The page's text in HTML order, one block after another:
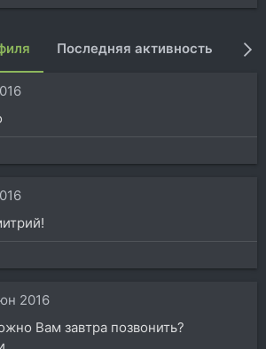
Последняя активность
2016
Вам завтра позвонить?